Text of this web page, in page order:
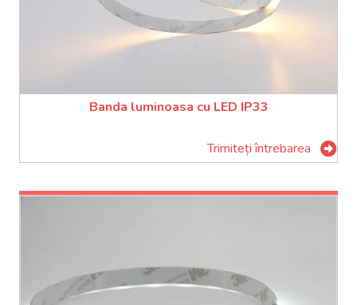
Banda luminoasa cu LED IP33
Trimiteți întrebarea